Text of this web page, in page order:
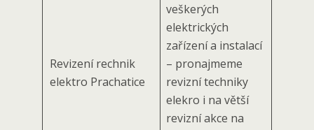
Revizení rechnik
elektro Prachatice
veškerých
elektrických
zařízení a instalací
– pronajmeme
revizní techniky
elekro i na větší
revizní akce na